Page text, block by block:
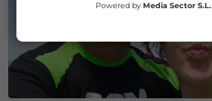
Powered by Media Sector S.L.